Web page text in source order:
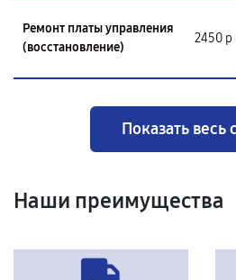
Ремонт платы управления
(восстановление)
2450 р
Показать весь
Наши преимущества